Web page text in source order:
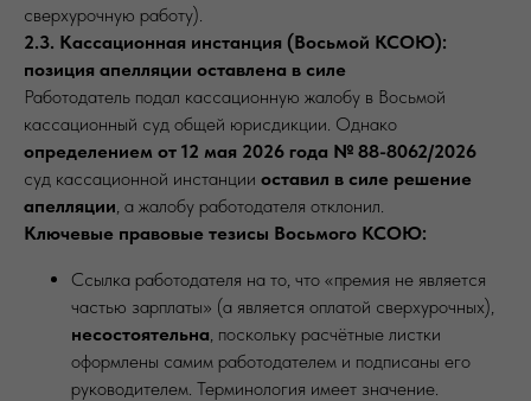
сверхурочную работу).
2.3. Кассационная инстанция (Восьмой КСОЮ):
позиция апелляции оставлена в силе
Работодатель подал кассационную жалобу в Восьмой
кассационный суд общей юрисдикции. Однако
определением от 12 мая 2026 года № 88-8062/2026
суд кассационной инстанции оставил в силе решение
апелляции, а жалобу работодателя отклонил.
Ключевые правовые тезисы Восьмого КСОЮ:
Ссылка работодателя на то, что «премия не является
частью зарплаты» (а является оплатой сверхурочных),
несостоятельна, поскольку расчётные листки
оформлены самим работодателем и подписаны его
руководителем. Терминология имеет значение.